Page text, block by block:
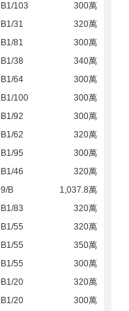
B1/103
300萬
B1/31
320萬
B1/81
300萬
B1/38
340萬
B1/64
300萬
B1/100
300萬
B1/92
300萬
B1/62
320萬
B1/95
300萬
B1/46
320萬
9/B
1,037.8萬
B1/83
320萬
B1/55
320萬
B1/55
350萬
B1/55
300萬
B1/20
320萬
B1/20
300萬